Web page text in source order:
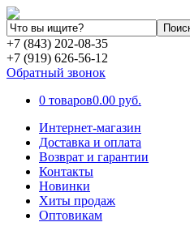
+7 (843) 202-08-35
+7 (919) 626-56-12
Обратный звонок
0 товаров0.00 руб.
Интернет-магазин
Доставка и оплата
Возврат и гарантии
Контакты
Новинки
Хиты продаж
Оптовикам